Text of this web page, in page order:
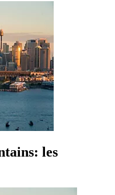
les